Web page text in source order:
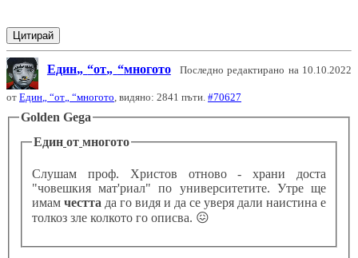
Цитирай
Един от многото Последно редактирано на 10.10.2022
от Един от многото , видяно: 2841 пъти. #70627
Golden Gega
Един от многото
Слушам проф. Христов отново - храни доста
"човешкия мат'риал" по университетите. Утре ще
имам честта да го видя и да се уверя дали наистина е
толкоз зле колкото го описва. 😖